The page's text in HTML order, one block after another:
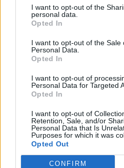
I want to opt-out of the
personal data.
Opted In
I want to opt-out of the Sale
Personal Data.
Opted In
I want to opt-out of
Personal Data for Targeted
Opted In
I want to opt-out of
Retention, Sale, and/or
Personal Data that Is
Purposes for which it was
Opted Out
CONFIRM
partidului, și la
EDITORIAL CARTIANU:
demolați!
Cazul Cioloș: fostul
forțele de dreapta a treia
ratat Parlamentul
constată uimit că s-ar fi
ar fi spart polul pro-